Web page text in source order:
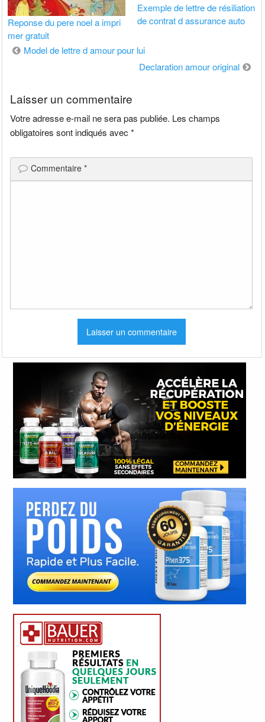
Reponse du pere noel a impri
mer gratuit
Exemple de lettre de résiliation
de contrat d assurance auto
Navigation
Model de lettre d amour pour lui
Declaration amour original
Laisser un commentaire
Votre adresse e-mail ne sera pas publiée. Les champs
obligatoires sont indiqués avec*
Commentaire*